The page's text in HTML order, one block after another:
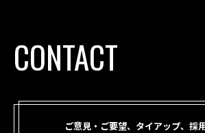
CONTACT
ご意見・ご要望、タイアップ、採